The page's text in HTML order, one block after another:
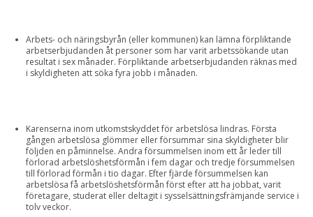
Arbets- och näringsbyrån (eller kommunen) kan lämna förpliktande
arbetserbjudanden åt personer som har varit arbetssökande utan
resultat i sex månader. Förpliktande arbetserbjudanden räknas med
i skyldigheten att söka fyra jobb i månaden.
Karenserna inom utkomstskyddet för arbetslösa lindras. Första
gången arbetslösa glömmer eller försummar sina skyldigheter blir
följden en påminnelse. Andra försummelsen inom ett år leder till
förlorad arbetslöshetsförmån i fem dagar och tredje försummelsen
till förlorad förmån i tio dagar. Efter fjärde försummelsen kan
arbetslösa få arbetslöshetsförmån först efter att ha jobbat, varit
företagare, studerat eller deltagit i sysselsättningsfrämjande service i
tolv veckor.